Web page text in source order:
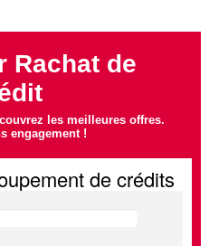
Rachat de
les meilleures offres.
engagement !